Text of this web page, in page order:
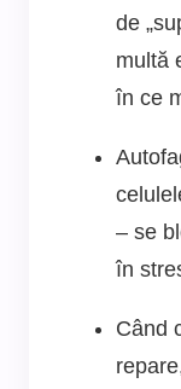
de
multă
în ce
– se
în
Când